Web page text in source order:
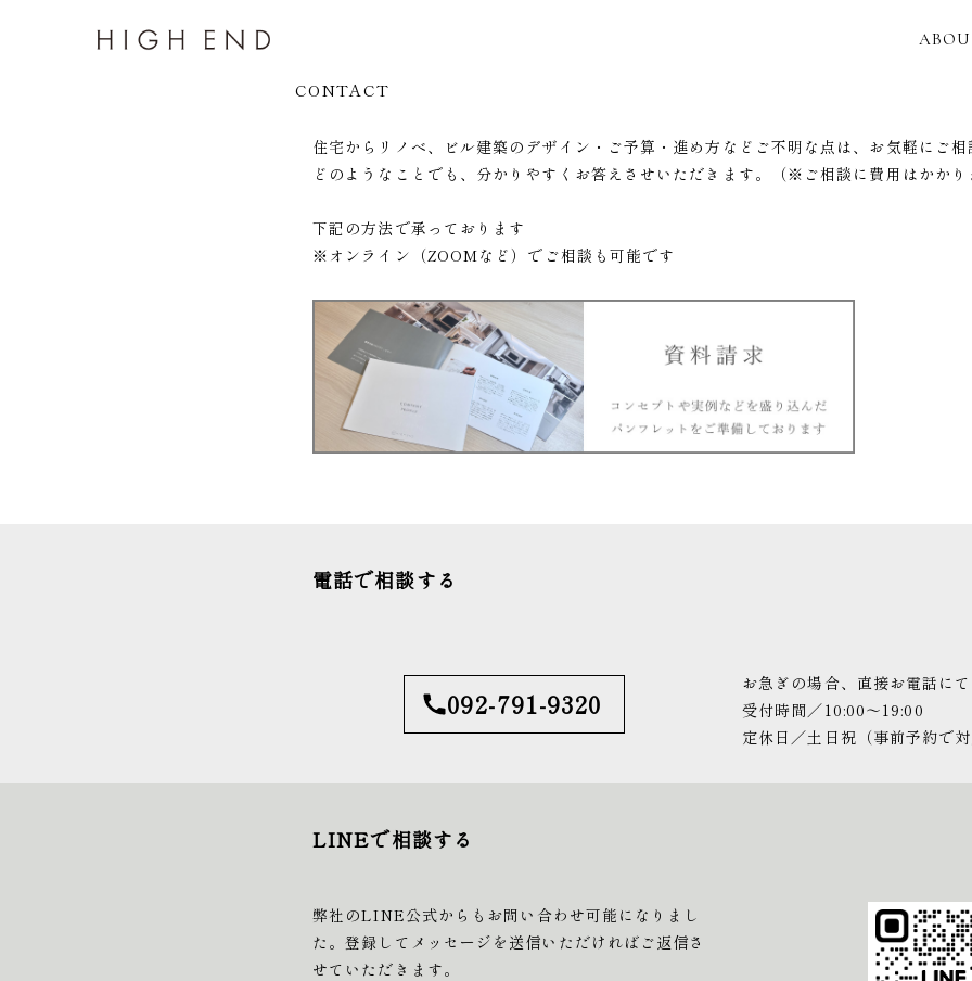
CONTACT
住宅からリノベ、ビル建築のデザイン・ご予算・進め方などご不明な点は、お気軽にご
どのようなことでも、分かりやすくお答えさせいただきます。（※ご相談に費用はかか
下記の方法で承っております
※オンライン（ZOOMなど）でご相談も可能です
電話で相談する
092-791-9320
お急ぎの場合、直接お電話に
受付時間／10:00〜19:00
定休日／土日祝（事前予約で
LINEで相談する
弊社のLINE公式からもお問い合わせ可能になりまし
た。登録してメッセージを送信いただければご返信さ
せていただきます。